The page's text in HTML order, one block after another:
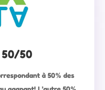
50
à 50% des